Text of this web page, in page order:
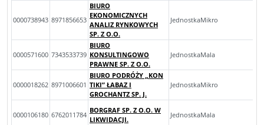
0000738943 8971856653
BIURO
EKONOMICZNYCH
ANALIZ RYNKOWYCH
SP. Z O.O.
JednostkaMikro
0000571600 7343533739
BIURO
KONSULTINGOWO
PRAWNE SP. Z O.O.
JednostkaMala
0000018262 8971006601
BIURO PODRÓŻY „KON
TIKI” ŁABAZ I
GROCHANTZ SP. J.
JednostkaMikro
0000106180 6762011784
BORGRAF SP. Z O.O. W
LIKWIDACJI.
JednostkaMala